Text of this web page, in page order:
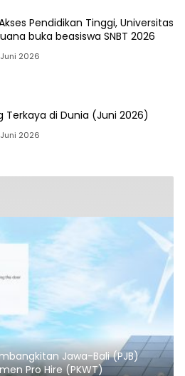
Pendidikan Tinggi, Universitas
buka beasiswa SNBT 2026
Juni 2026
Terkaya di Dunia (Juni 2026)
Juni 2026
Jawa-Bali (PJB)
Pro Hire (PKWT)